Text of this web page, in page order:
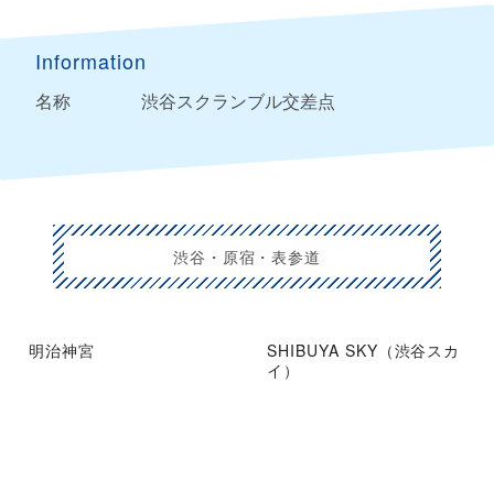
Information
名称 渋谷スクランブル交差点
渋谷・原宿・表参道
明治神宮
SHIBUYA SKY（渋谷スカ
イ）